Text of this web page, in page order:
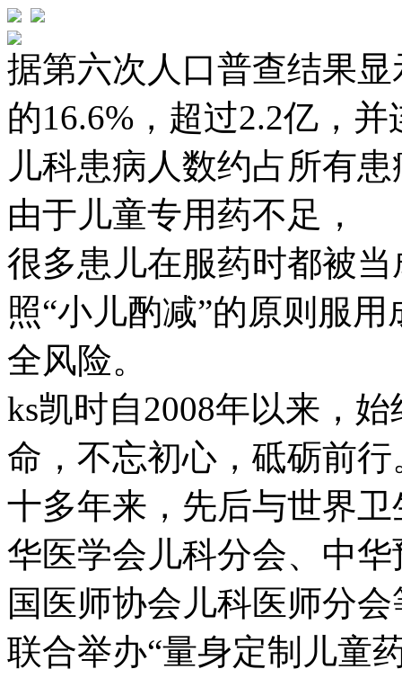
据第六次人口普查结果
的16.6%，超过2.2亿，
儿科患病人数约占所有
由于儿童专用药不足，
很多患儿在服药时都被
照“小儿酌减”的原则服
全风险。
ks凯时自2008年以来，
命，不忘初心，砥砺前行
十多年来，先后与世界
华医学会儿科分会、中
国医师协会儿科医师分
联合举办“量身定制儿童